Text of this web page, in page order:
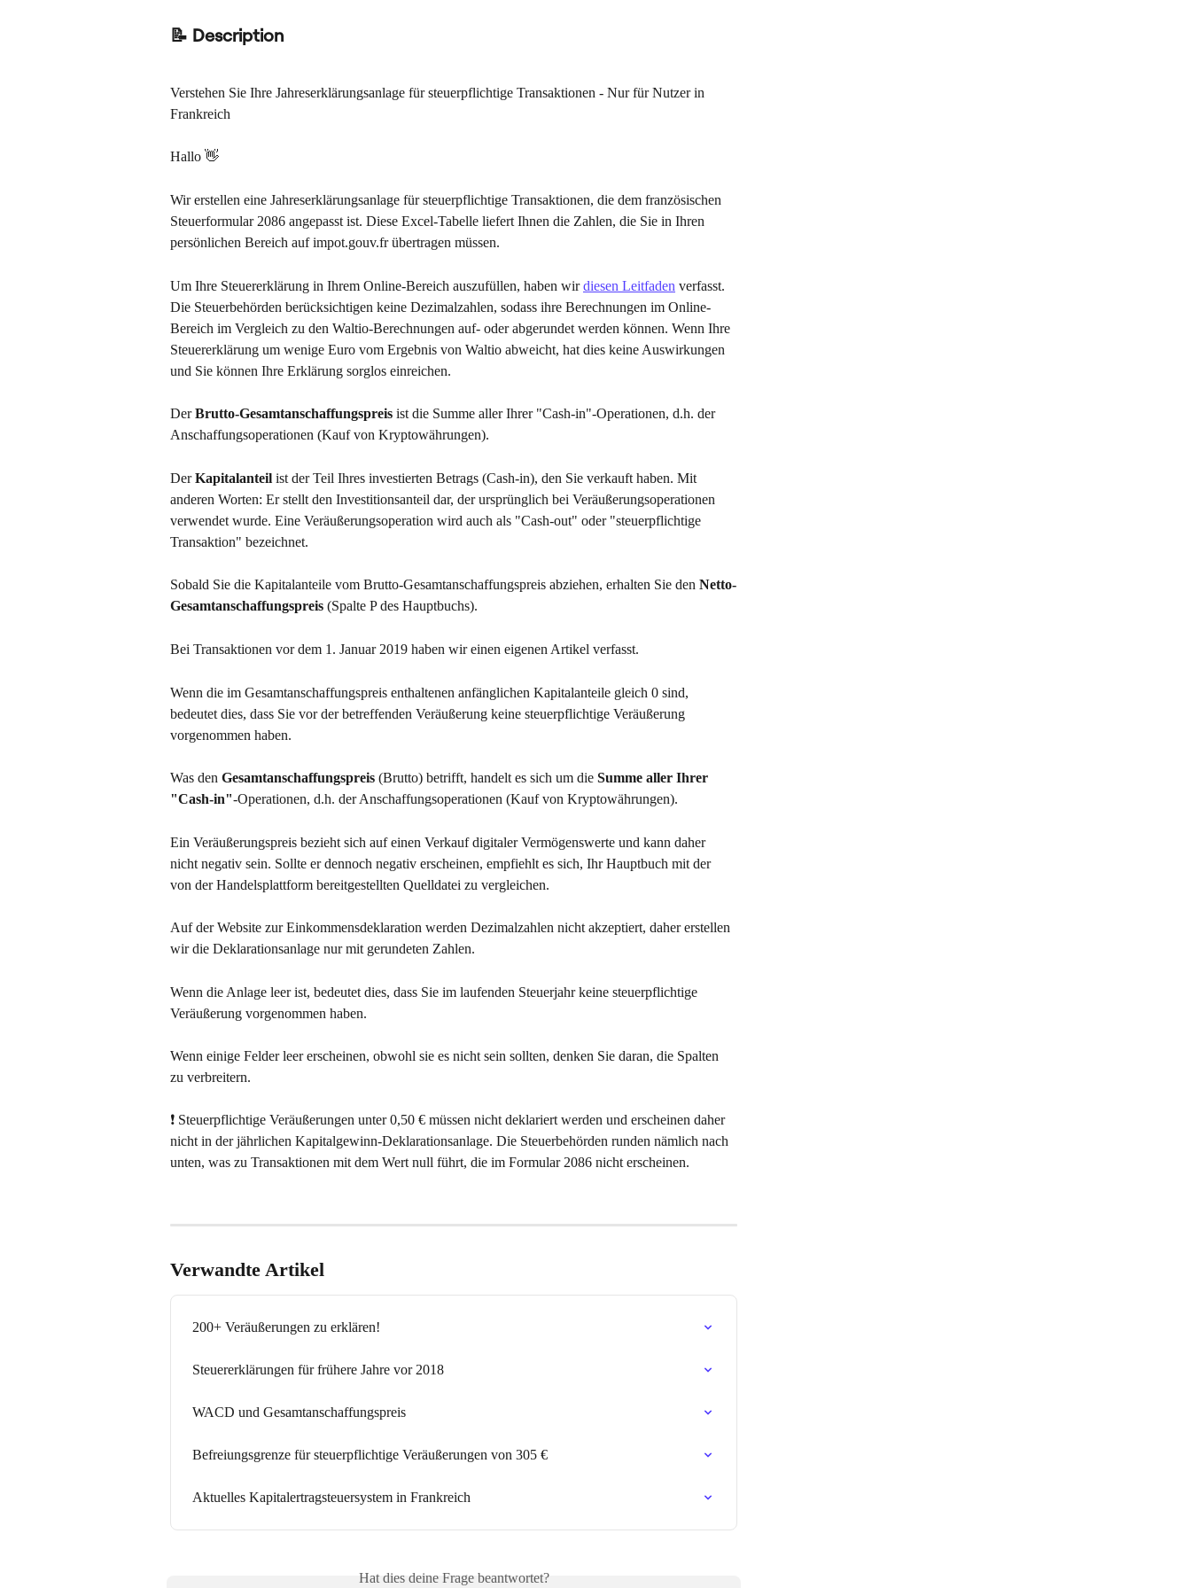
📝 Description
Verstehen Sie Ihre Jahreserklärungsanlage für steuerpflichtige Transaktionen - Nur für Nutzer in
Frankreich
Hallo 👋
Wir erstellen eine Jahreserklärungsanlage für steuerpflichtige Transaktionen, die dem französischen
Steuerformular 2086 angepasst ist. Diese Excel-Tabelle liefert Ihnen die Zahlen, die Sie in Ihren
persönlichen Bereich auf impot.gouv.fr übertragen müssen.
Um Ihre Steuererklärung in Ihrem Online-Bereich auszufüllen, haben wir diesen Leitfaden verfasst.
Die Steuerbehörden berücksichtigen keine Dezimalzahlen, sodass ihre Berechnungen im Online-
Bereich im Vergleich zu den Waltio-Berechnungen auf- oder abgerundet werden können. Wenn Ihre
Steuererklärung um wenige Euro vom Ergebnis von Waltio abweicht, hat dies keine Auswirkungen
und Sie können Ihre Erklärung sorglos einreichen.
Der Brutto-Gesamtanschaffungspreis ist die Summe aller Ihrer "Cash-in"-Operationen, d.h. der
Anschaffungsoperationen (Kauf von Kryptowährungen).
Der Kapitalanteil ist der Teil Ihres investierten Betrags (Cash-in), den Sie verkauft haben. Mit
anderen Worten: Er stellt den Investitionsanteil dar, der ursprünglich bei Veräußerungsoperationen
verwendet wurde. Eine Veräußerungsoperation wird auch als "Cash-out" oder "steuerpflichtige
Transaktion" bezeichnet.
Sobald Sie die Kapitalanteile vom Brutto-Gesamtanschaffungspreis abziehen, erhalten Sie den Netto-
Gesamtanschaffungspreis (Spalte P des Hauptbuchs).
Bei Transaktionen vor dem 1. Januar 2019 haben wir einen eigenen Artikel verfasst.
Wenn die im Gesamtanschaffungspreis enthaltenen anfänglichen Kapitalanteile gleich 0 sind,
bedeutet dies, dass Sie vor der betreffenden Veräußerung keine steuerpflichtige Veräußerung
vorgenommen haben.
Was den Gesamtanschaffungspreis (Brutto) betrifft, handelt es sich um die Summe aller Ihrer
"Cash-in"-Operationen, d.h. der Anschaffungsoperationen (Kauf von Kryptowährungen).
Ein Veräußerungspreis bezieht sich auf einen Verkauf digitaler Vermögenswerte und kann daher
nicht negativ sein. Sollte er dennoch negativ erscheinen, empfiehlt es sich, Ihr Hauptbuch mit der
von der Handelsplattform bereitgestellten Quelldatei zu vergleichen.
Auf der Website zur Einkommensdeklaration werden Dezimalzahlen nicht akzeptiert, daher erstellen
wir die Deklarationsanlage nur mit gerundeten Zahlen.
Wenn die Anlage leer ist, bedeutet dies, dass Sie im laufenden Steuerjahr keine steuerpflichtige
Veräußerung vorgenommen haben.
Wenn einige Felder leer erscheinen, obwohl sie es nicht sein sollten, denken Sie daran, die Spalten
zu verbreitern.
❗ Steuerpflichtige Veräußerungen unter 0,50 € müssen nicht deklariert werden und erscheinen daher
nicht in der jährlichen Kapitalgewinn-Deklarationsanlage. Die Steuerbehörden runden nämlich nach
unten, was zu Transaktionen mit dem Wert null führt, die im Formular 2086 nicht erscheinen.
Verwandte Artikel
200+ Veräußerungen zu erklären!
Steuererklärungen für frühere Jahre vor 2018
WACD und Gesamtanschaffungspreis
Befreiungsgrenze für steuerpflichtige Veräußerungen von 305 €
Aktuelles Kapitalertragsteuersystem in Frankreich
Hat dies deine Frage beantwortet?